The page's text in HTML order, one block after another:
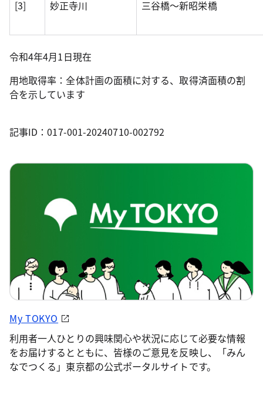
[3] 妙正寺川 三谷橋～新昭栄橋
令和4年4月1日現在
用地取得率：全体計画の面積に対する、取得済面積の割
合を示しています
記事ID：017-001-20240710-002792
My TOKYO
利用者一人ひとりの興味関心や状況に応じて必要な情報
をお届けするとともに、皆様のご意見を反映し、「みん
なでつくる」東京都の公式ポータルサイトです。